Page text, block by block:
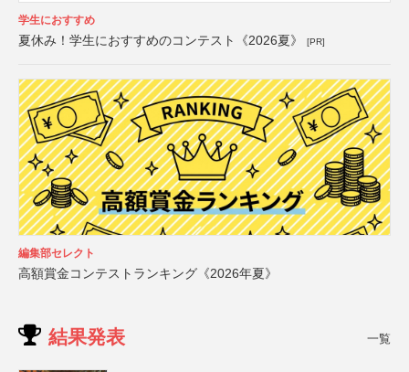
学生におすすめ
夏休み！学生におすすめのコンテスト《2026夏》 [PR]
編集部セレクト
高額賞金コンテストランキング《2026年夏》
結果発表 一覧